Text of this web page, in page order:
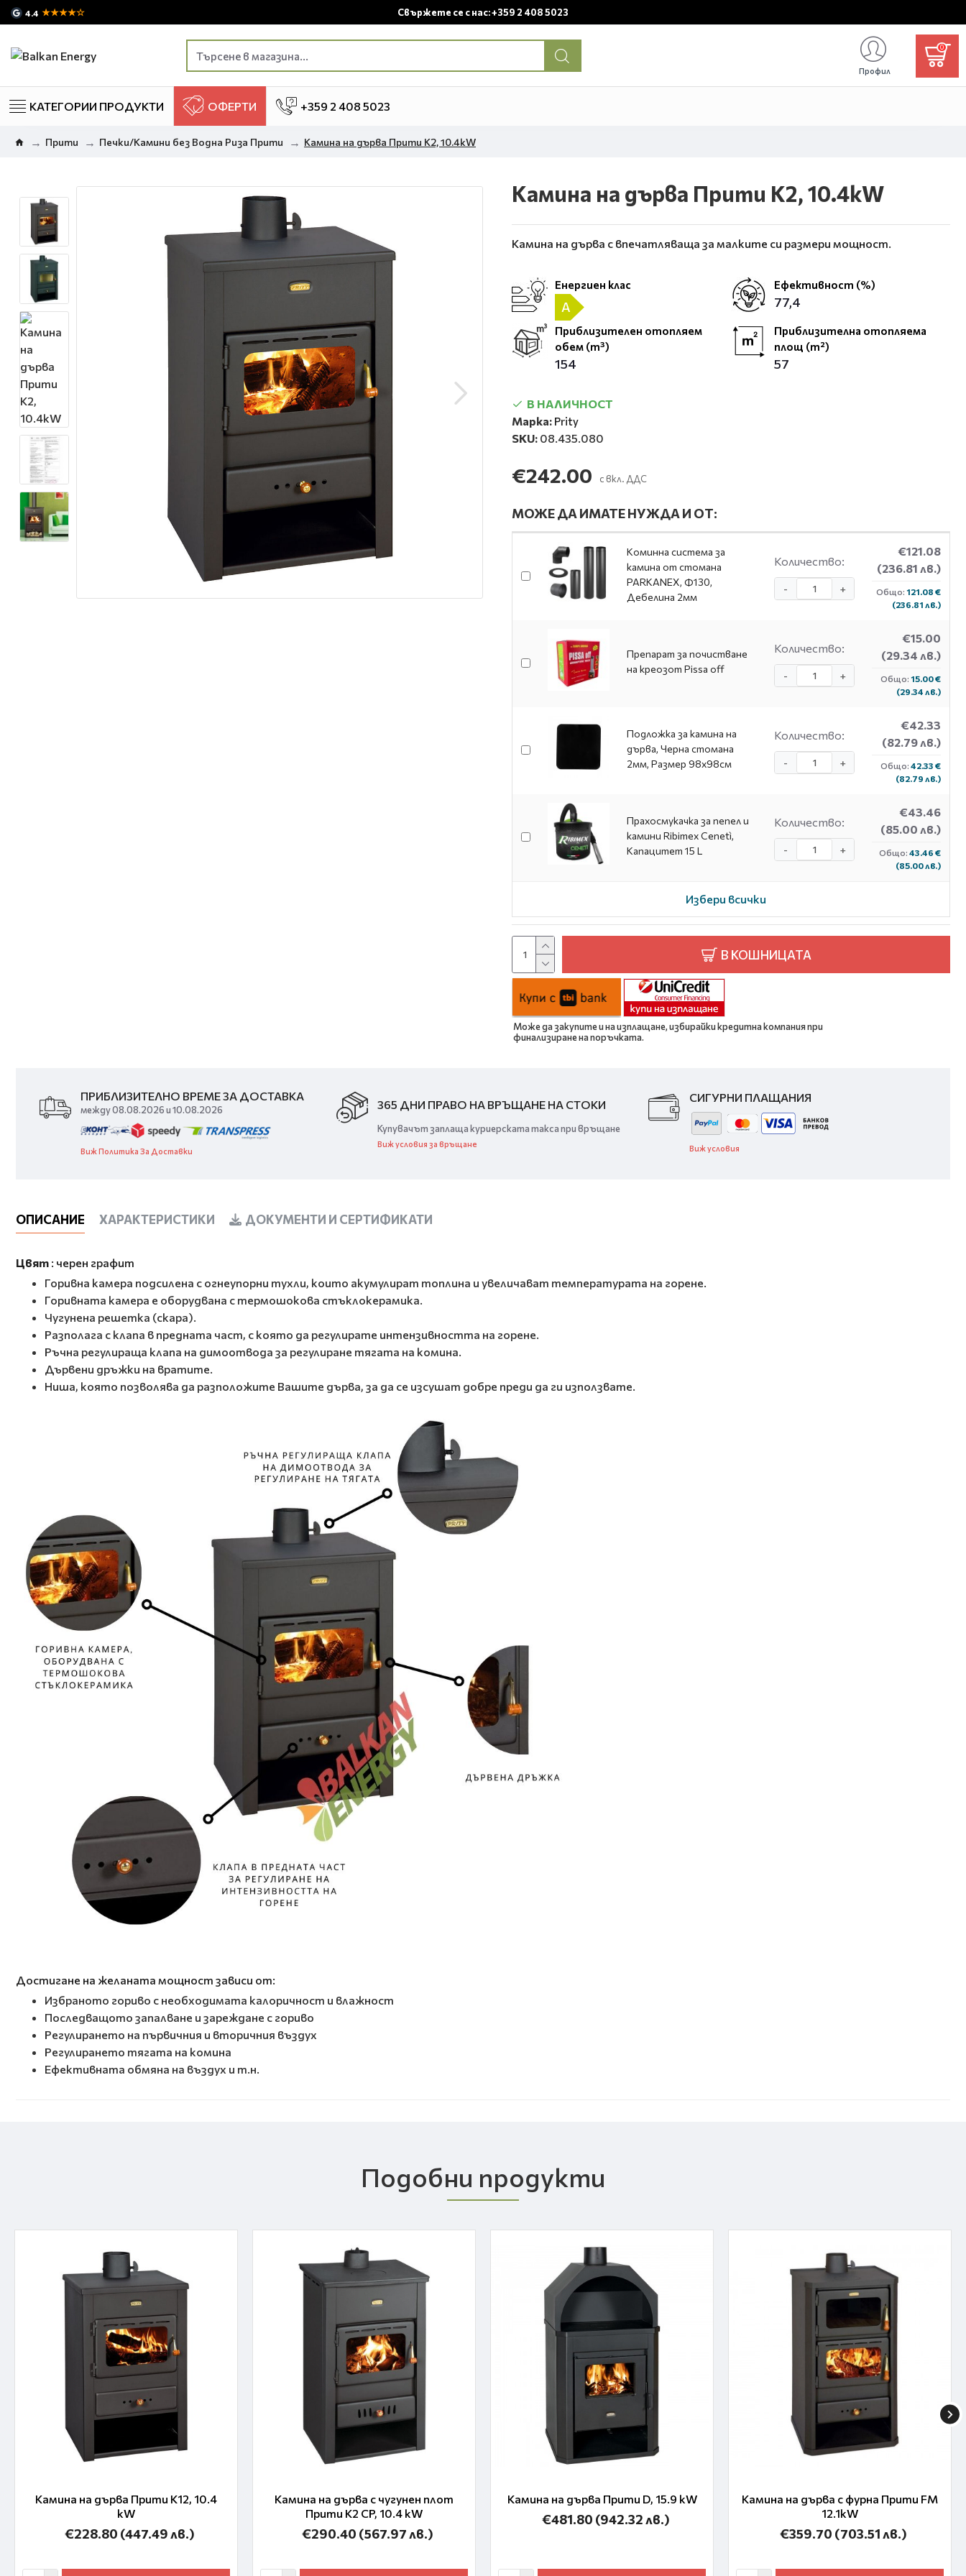
4.4 ★★★★☆ Свържете се с нас: +359 2 408 5023
Профил
0
КАТЕГОРИИ ПРОДУКТИ ОФЕРТИ +359 2 408 5023
Прити Печки/Камини без Водна Риза Прити Камина на дърва Прити K2, 10.4kW
Камина на дърва Прити K2, 10.4kW
Камина на дърва с впечатляваща за малките си размери мощност.
Енергиен клас
A
Ефективност (%)
77,4
Приблизителен отопляем
обем (m³)
154
Приблизителна отопляема
площ (m²)
57
В НАЛИЧНОСТ
Марка: Prity
SKU: 08.435.080
€242.00 с вкл. ДДС
МОЖЕ ДА ИМАТЕ НУЖДА И ОТ:
Коминна система за
камина от стомана
PARKANEX, Ф130,
Дебелина 2мм
Количество:
- +
€121.08
(236.81 лв.)
Общо: 121.08 €
(236.81 лв.)
Препарат за почистване
на креозот Pissa off
Количество:
- +
€15.00
(29.34 лв.)
Общо: 15.00 €
(29.34 лв.)
Подложка за камина на
дърва, Черна стомана
2мм, Размер 98х98см
Количество:
- +
€42.33
(82.79 лв.)
Общо: 42.33 €
(82.79 лв.)
Прахосмукачка за пепел и
камини Ribimex Cenetì,
Капацитет 15 L
Количество:
- +
€43.46
(85.00 лв.)
Общо: 43.46 €
(85.00 лв.)
Избери всички
В КОШНИЦАТА
Може да закупите и на изплащане, избирайки кредитна компания при
финализиране на поръчката.
ПРИБЛИЗИТЕЛНО ВРЕМЕ ЗА ДОСТАВКА
между 08.08.2026 и 10.08.2026
Виж Политика За Доставки
365 ДНИ ПРАВО НА ВРЪЩАНЕ НА СТОКИ
Купувачът заплаща куриерската такса при връщане
Виж условия за връщане
СИГУРНИ ПЛАЩАНИЯ
Виж условия
ОПИСАНИЕ ХАРАКТЕРИСТИКИ ДОКУМЕНТИ И СЕРТИФИКАТИ
Цвят : черен графит
Горивна камера подсилена с огнеупорни тухли, които акумулират топлина и увеличават температурата на горене.
Горивната камера е оборудвана с термошокова стъклокерамика.
Чугунена решетка (скара).
Разполага с клапа в предната част, с която да регулирате интензивността на горене.
Ръчна регулираща клапа на димоотвода за регулиране тягата на комина.
Дървени дръжки на вратите.
Ниша, която позволява да разположите Вашите дърва, за да се изсушат добре преди да ги използвате.
Достигане на желаната мощност зависи от:
Избраното гориво с необходимата калоричност и влажност
Последващото запалване и зареждане с гориво
Регулирането на първичния и вторичния въздух
Регулирането тягата на комина
Ефективната обмяна на въздух и т.н.
Подобни продукти
Камина на дърва Прити K12, 10.4
kW
€228.80 (447.49 лв.)
Камина на дърва с чугунен плот
Прити K2 CP, 10.4 kW
€290.40 (567.97 лв.)
Камина на дърва Прити D, 15.9 kW
€481.80 (942.32 лв.)
Камина на дърва с фурна Прити FM
12.1kW
€359.70 (703.51 лв.)